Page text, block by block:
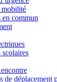
mobilité
en commun
scolaires
de déplacement